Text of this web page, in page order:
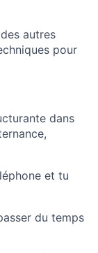
autres
pour
dans
et tu
du temps